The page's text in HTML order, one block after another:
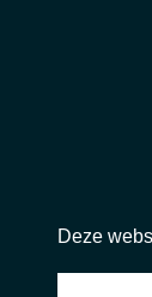
Deze